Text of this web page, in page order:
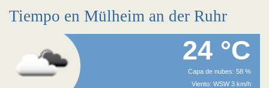
Tiempo en Mülheim an der Ruhr
24 °C
Capa de nubes: 58 %
Viento: WSW 3 km/h